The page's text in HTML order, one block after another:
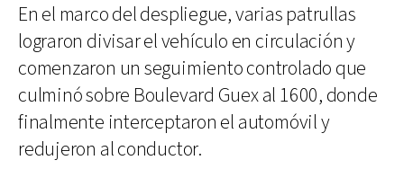
En el marco del despliegue, varias patrullas
lograron divisar el vehículo en circulación y
comenzaron un seguimiento controlado que
culminó sobre Boulevard Guex al 1600, donde
finalmente interceptaron el automóvil y
redujeron al conductor.